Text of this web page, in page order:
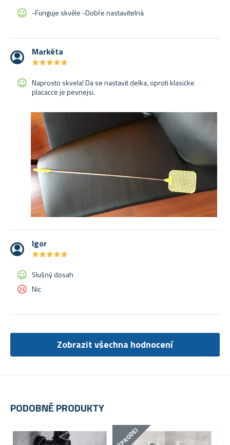
PODOBNÉ PRODUKTY
VÝPRODEJ
-Funguje skvěle -Dobře nastavitelná
Markéta
★★★★★
★★★★★
Naprosto skvela! Da se nastavit delka, oproti klasicke
placacce je pevnejsi.
Igor
★★★★★
★★★★★
Slušný dosah
Nic
Zobrazit všechna hodnocení